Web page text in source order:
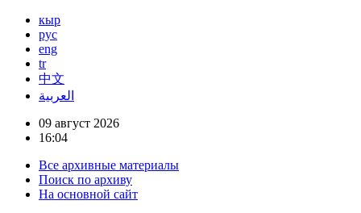
кыр
рус
eng
tr
中文
العربية
09 август 2026
16:04
Все архивные материалы
Поиск по архиву
На основной сайт